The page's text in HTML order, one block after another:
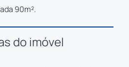
90m².
do imóvel